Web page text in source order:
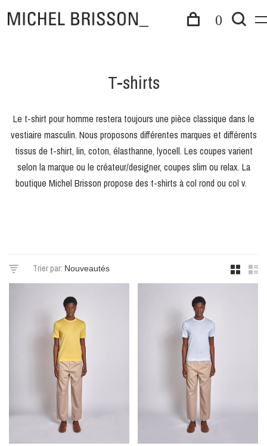
0
T-shirts
Le t-shirt pour homme restera toujours une pièce classique dans le
vestiaire masculin. Nous proposons différentes marques et différents
tissus de t-shirt, lin, coton, élasthanne, lyocell. Les coupes varient
selon la marque ou le créateur/designer, coupes slim ou relax. La
boutique Michel Brisson propose des t-shirts à col rond ou col v.
Trier par: